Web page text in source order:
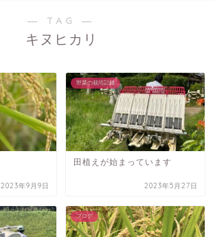
― TAG ―
キヌヒカリ
2023年9月9日
野菜の栽培記録
田植えが始まっています
2023年5月27日
ブログ